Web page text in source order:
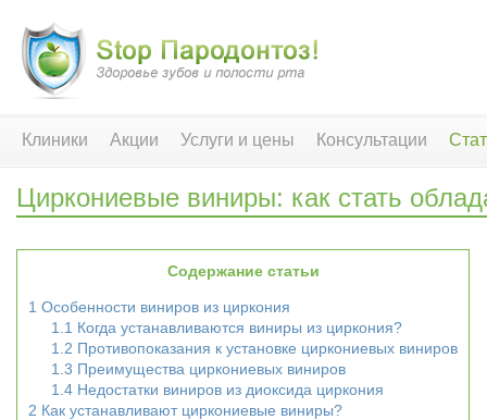
Клиники Акции Услуги и цены Консультации
Циркониевые виниры: как стать
Содержание статьи
1 Особенности виниров из циркония
1.1 Когда устанавливаются виниры из циркония?
1.2 Противопоказания к установке циркониевых виниров
1.3 Преимущества циркониевых виниров
1.4 Недостатки виниров из диоксида циркония
2 Как устанавливают циркониевые виниры?